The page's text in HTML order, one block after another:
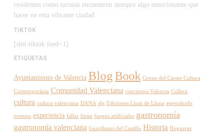
residentes como turistas encuentren siempre algo emocionante que
hacer en esta vibrante ciudad.
TIKTOK
[sbtt-tiktok feed=1]
ETIQUETAS
Ayuntamiento de Valencia BlogBook Centre del Carme Cultura
Contemporània Comunidad Valenciana conciertos Valencia Cullera
cultura cultura valenciana DANA djs Ediciones Llum de Lluna espectáculo
eventos experiencia fallas fiesta fuegos artificiales gastronomía
gastronomía valenciana Guardianes del Castillo Historia Hogueras